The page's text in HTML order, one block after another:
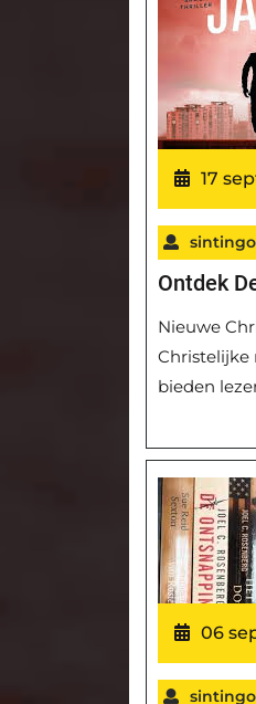
17
Ontdek
Nieuwe
Christelijke
bieden
06